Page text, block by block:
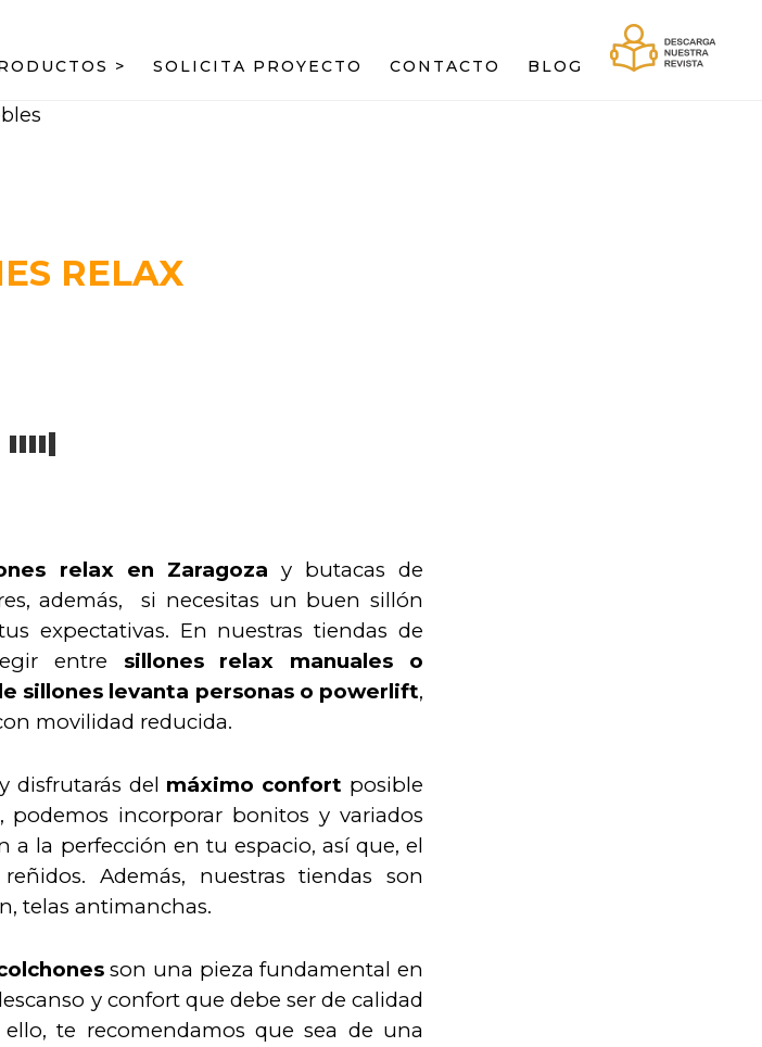
> SOLICITA PROYECTO CONTACTO BLOG
RELAX
relax en Zaragoza y butacas de
además, si necesitas un buen sillón
expectativas. En nuestras tiendas de
entre sillones relax manuales o
sillones levanta personas o powerlift,
movilidad reducida.
disfrutarás del máximo confort posible
podemos incorporar bonitos y variados
a la perfección en tu espacio, así que, el
Además, nuestras tiendas son
telas antimanchas.
son una pieza fundamental en
y confort que debe ser de calidad
te recomendamos que sea de una